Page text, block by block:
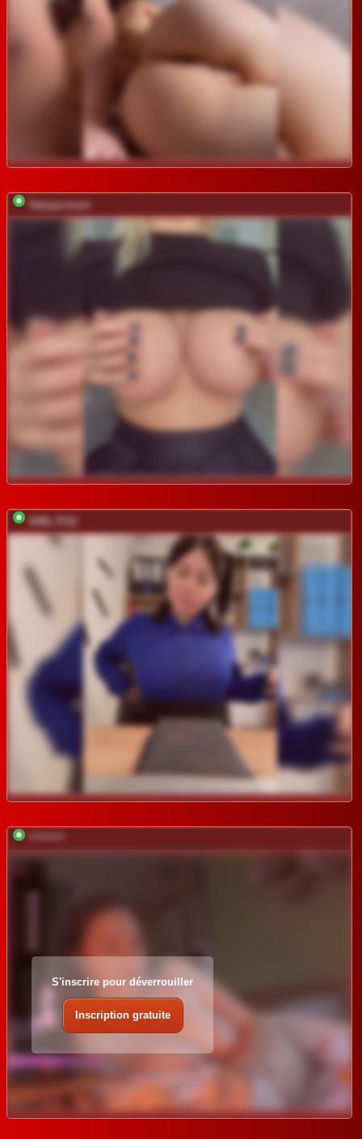
Stasya-moor
S'inscrire pour déverrouiller
Inscription gratuite